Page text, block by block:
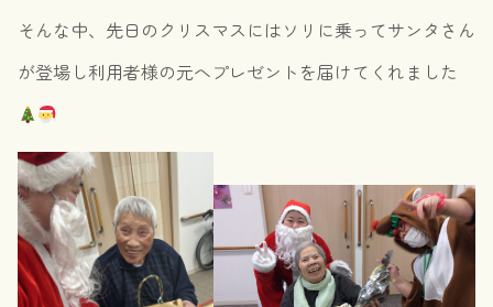
そんな中、先日のクリスマスにはソリに乗ってサンタさん
が登場し利用者様の元へプレゼントを届けてくれました